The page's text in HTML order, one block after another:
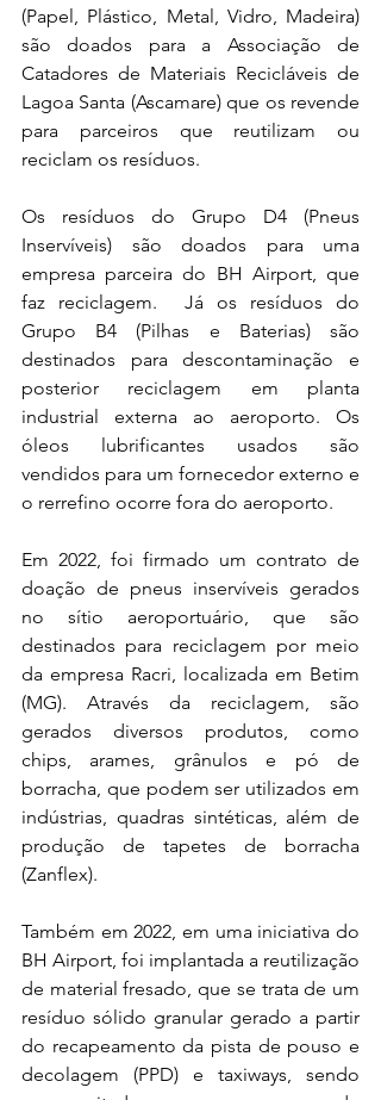
(Papel, Plástico, Metal, Vidro, Madeira)
são doados para a Associação de
Catadores de Materiais Recicláveis de
Lagoa Santa (Ascamare) que os revende
para parceiros que reutilizam ou
reciclam os resíduos.
Os resíduos do Grupo D4 (Pneus
Inservíveis) são doados para uma
empresa parceira do BH Airport, que
faz reciclagem.  Já os resíduos do
Grupo B4 (Pilhas e Baterias) são
destinados para descontaminação e
posterior reciclagem em planta
industrial externa ao aeroporto. Os
óleos lubrificantes usados são
vendidos para um fornecedor externo e
o rerrefino ocorre fora do aeroporto.
Em 2022, foi firmado um contrato de
doação de pneus inservíveis gerados
no sítio aeroportuário, que são
destinados para reciclagem por meio
da empresa Racri, localizada em Betim
(MG). Através da reciclagem, são
gerados diversos produtos, como
chips, arames, grânulos e pó de
borracha, que podem ser utilizados em
indústrias, quadras sintéticas, além de
produção de tapetes de borracha
(Zanflex).
Também em 2022, em uma iniciativa do
BH Airport, foi implantada a reutilização
de material fresado, que se trata de um
resíduo sólido granular gerado a partir
do recapeamento da pista de pouso e
decolagem (PPD) e taxiways, sendo